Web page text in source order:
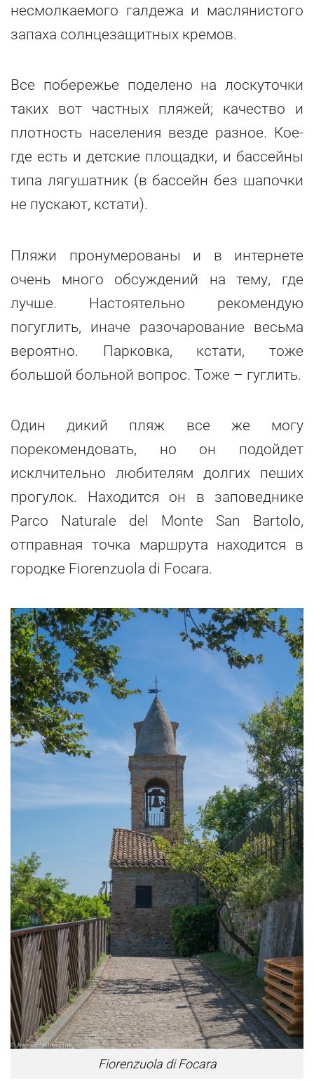
несмолкаемого галдежа и маслянистого
запаха солнцезащитных кремов.
Все побережье поделено на лоскуточки
таких вот частных пляжей; качество и
плотность населения везде разное. Кое-
где есть и детские площадки, и бассейны
типа лягушатник (в бассейн без шапочки
не пускают, кстати).
Пляжи пронумерованы и в интернете
очень много обсуждений на тему, где
лучше. Настоятельно рекомендую
погуглить, иначе разочарование весьма
вероятно. Парковка, кстати, тоже
большой больной вопрос. Тоже – гуглить.
Один дикий пляж все же могу
порекомендовать, но он подойдет
исклчительно любителям долгих пеших
прогулок. Находится он в заповеднике
Parco Naturale del Monte San Bartolo,
отправная точка маршрута находится в
городке Fiorenzuola di Focara.
Fiorenzuola di Focara